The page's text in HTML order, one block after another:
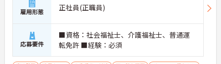
雇用形態 正社員(正職員)
応募要件
■資格：社会福祉士、介護福祉士、普通運
転免許 ■経験：必須